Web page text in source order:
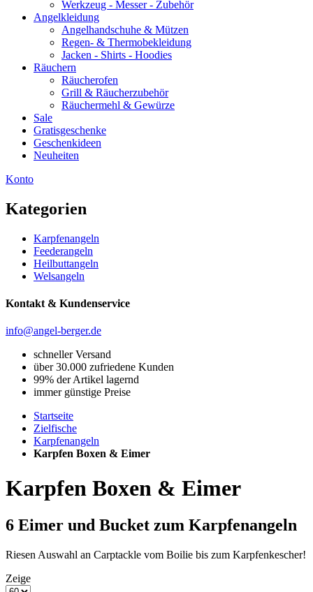
Werkzeug - Messer - Zubehör
Angelkleidung
Angelhandschuhe & Mützen
Regen- & Thermobekleidung
Jacken - Shirts - Hoodies
Räuchern
Räucherofen
Grill & Räucherzubehör
Räuchermehl & Gewürze
Sale
Gratisgeschenke
Geschenkideen
Neuheiten
Konto
Kategorien
Karpfenangeln
Feederangeln
Heilbuttangeln
Welsangeln
Kontakt & Kundenservice
info@angel-berger.de
schneller Versand
über 30.000 zufriedene Kunden
99% der Artikel lagernd
immer günstige Preise
Startseite
Zielfische
Karpfenangeln
Karpfen Boxen & Eimer
Karpfen Boxen & Eimer
6 Eimer und Bucket zum Karpfenangeln
Riesen Auswahl an Carptackle vom Boilie bis zum Karpfenkescher!
Zeige